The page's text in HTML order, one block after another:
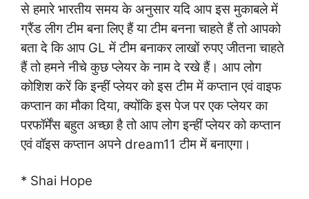
से हमारे भारतीय समय के अनुसार यदि आप इस मुकाबले में
ग्रैंड लीग टीम बना लिए हैं या टीम बनना चाहते हैं तो आपको
बता दे कि आप GL में टीम बनाकर लाखों रुपए जीतना चाहते
हैं तो हमने नीचे कुछ प्लेयर के नाम दे रखे हैं। आप लोग
कोशिश करें कि इन्हीं प्लेयर को इस टीम में कप्तान एवं वाइफ
कप्तान का मौका दिया, क्योंकि इस पेज पर एक प्लेयर का
परफॉर्मेंस बहुत अच्छा है तो आप लोग इन्हीं प्लेयर को कप्तान
एवं वॉइस कप्तान अपने dream11 टीम में बनाएगा।
* Shai Hope